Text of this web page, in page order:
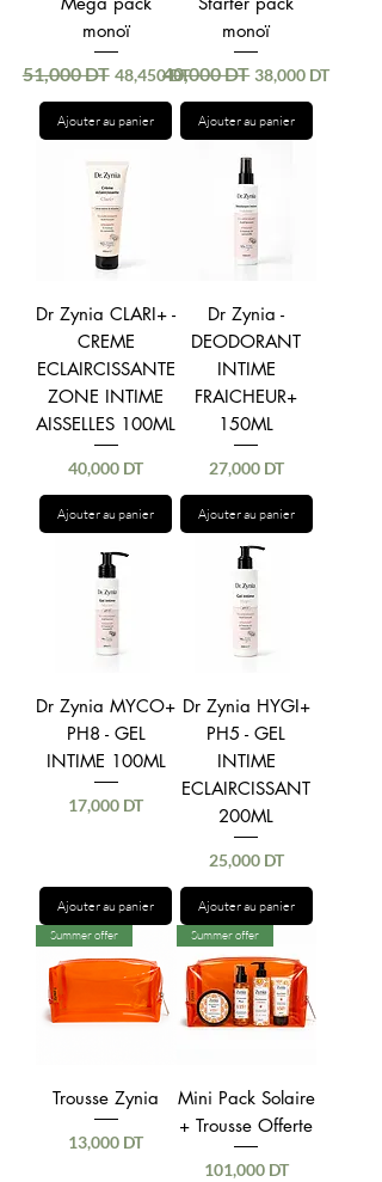
monoï
Prix original
51,000 DT Prix promotionnel
48,450 DT
Ajouter au panier
monoï
Prix original
40,000 DT Prix promotionnel
38,000 DT
Ajouter au panier
Dr Zynia CLARI+ -
CREME
ECLAIRCISSANTE
ZONE INTIME
AISSELLES 100ML
Prix
40,000 DT
Ajouter au panier
Dr Zynia -
DEODORANT
INTIME
FRAICHEUR+
150ML
Prix
27,000 DT
Ajouter au panier
Dr Zynia MYCO+
PH8 - GEL
INTIME 100ML
Prix
17,000 DT
Ajouter au panier
Dr Zynia HYGI+
PH5 - GEL
INTIME
ECLAIRCISSANT
200ML
Prix
25,000 DT
Ajouter au panier
Summer offer
Trousse Zynia
Prix
13,000 DT
Summer offer
Mini Pack Solaire
+ Trousse Offerte
Prix
101,000 DT